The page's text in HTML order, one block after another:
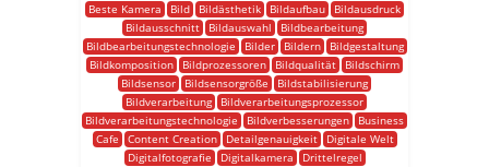
Beste Kamera
Bild Bildästhetik Bildaufbau
Bildausdruck
Bildausschnitt
Bildauswahl
Bildbearbeitung
Bildbearbeitungstechnologie
Bilder Bildern
Bildgestaltung
Bildkomposition
Bildprozessoren Bildqualität
Bildschirm
Bildsensor
Bildsensorgröße
Bildstabilisierung
Bildverarbeitung
Bildverarbeitungsprozessor
Bildverarbeitungstechnologie
Bildverbesserungen
Business
Cafe
Content Creation Detailgenauigkeit
Digitale Welt
Digitalfotografie
Digitalkamera
Drittelregel